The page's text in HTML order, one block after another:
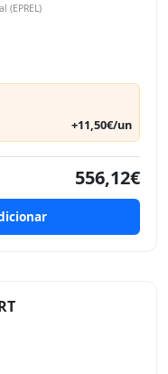
(EPREL)
+11,50€/un
556,12€